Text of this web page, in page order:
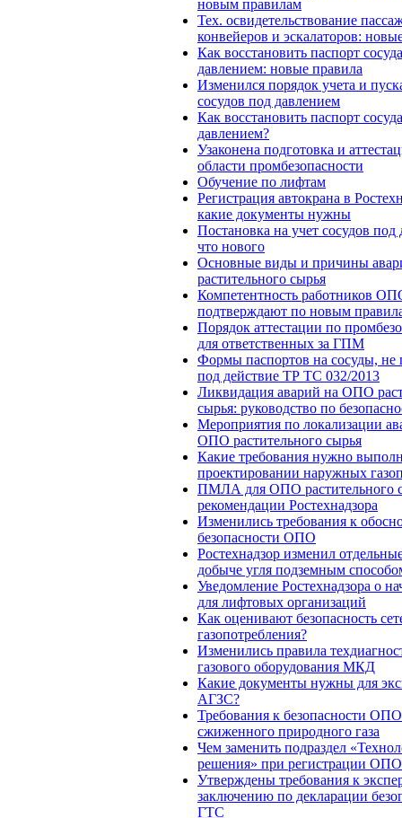
новым правилам
Тех. освидетельствование
конвейеров и эскалаторов:
Как восстановить паспорт
давлением: новые правила
Изменился порядок учета и
сосудов под давлением
Как восстановить паспорт
давлением?
Узаконена подготовка и
области промбезопасности
Обучение по лифтам
Регистрация автокрана в
какие документы нужны
Постановка на учет сосудов под
что нового
Основные виды и причины
растительного сырья
Компетентность работников
подтверждают по новым
Порядок аттестации по
для ответственных за ГПМ
Формы паспортов на сосуды, не
под действие ТР ТС 032/2013
Ликвидация аварий на ОПО
сырья: руководство по
Мероприятия по локализации
ОПО растительного сырья
Какие требования нужно
проектировании наружных
ПМЛА для ОПО растительного
рекомендации Ростехнадзора
Изменились требования к
безопасности ОПО
Ростехнадзор изменил
добыче угля подземным
Уведомление Ростехнадзора о
для лифтовых организаций
Как оценивают безопасность
газопотребления?
Изменились правила
газового оборудования МКД
Какие документы нужны для
АГЗС?
Требования к безопасности ОПО
сжиженного природного газа
Чем заменить подраздел
решения» при регистрации ОПО
Утверждены требования к
заключению по декларации
ГТС